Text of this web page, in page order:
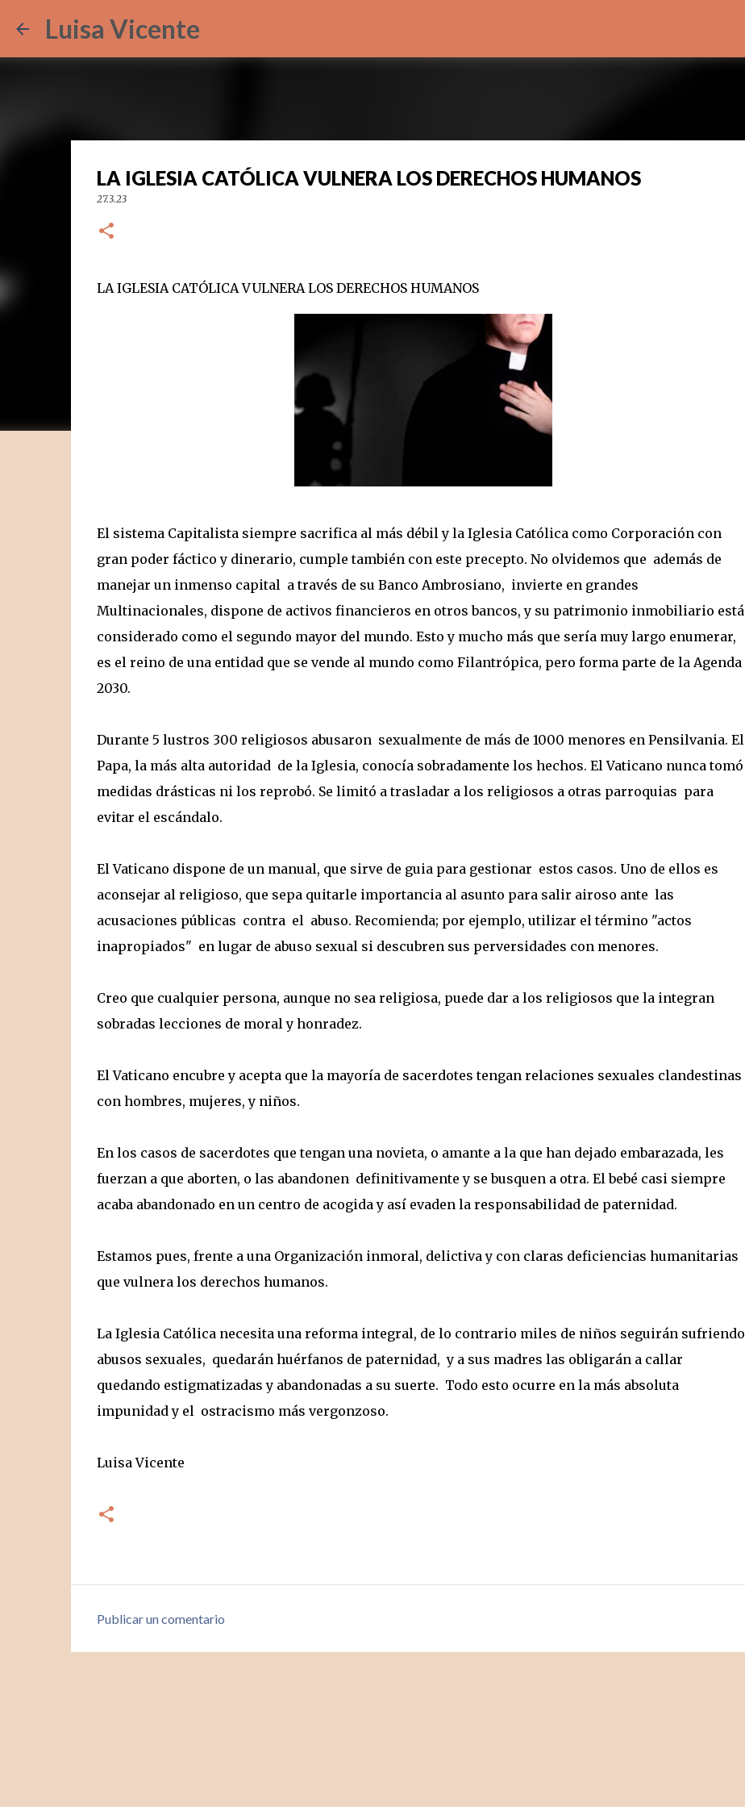
Luisa Vicente
LA IGLESIA CATÓLICA VULNERA LOS DERECHOS HUMANOS
27.3.23
LA IGLESIA CATÓLICA VULNERA LOS DERECHOS HUMANOS
El sistema Capitalista siempre sacrifica al más débil y la Iglesia Católica como Corporación con
gran poder fáctico y dinerario, cumple también con este precepto. No olvidemos que además de
manejar un inmenso capital a través de su Banco Ambrosiano, invierte en grandes
Multinacionales, dispone de activos financieros en otros bancos, y su patrimonio inmobiliario está
considerado como el segundo mayor del mundo. Esto y mucho más que sería muy largo enumerar,
es el reino de una entidad que se vende al mundo como Filantrópica, pero forma parte de la Agenda
2030.
Durante 5 lustros 300 religiosos abusaron sexualmente de más de 1000 menores en Pensilvania. El
Papa, la más alta autoridad de la Iglesia, conocía sobradamente los hechos. El Vaticano nunca tomó
medidas drásticas ni los reprobó. Se limitó a trasladar a los religiosos a otras parroquias para
evitar el escándalo.
El Vaticano dispone de un manual, que sirve de guia para gestionar estos casos. Uno de ellos es
aconsejar al religioso, que sepa quitarle importancia al asunto para salir airoso ante las
acusaciones públicas contra el abuso. Recomienda; por ejemplo, utilizar el término "actos
inapropiados" en lugar de abuso sexual si descubren sus perversidades con menores.
Creo que cualquier persona, aunque no sea religiosa, puede dar a los religiosos que la integran
sobradas lecciones de moral y honradez.
El Vaticano encubre y acepta que la mayoría de sacerdotes tengan relaciones sexuales clandestinas
con hombres, mujeres, y niños.
En los casos de sacerdotes que tengan una novieta, o amante a la que han dejado embarazada, les
fuerzan a que aborten, o las abandonen definitivamente y se busquen a otra. El bebé casi siempre
acaba abandonado en un centro de acogida y así evaden la responsabilidad de paternidad.
Estamos pues, frente a una Organización inmoral, delictiva y con claras deficiencias humanitarias
que vulnera los derechos humanos.
La Iglesia Católica necesita una reforma integral, de lo contrario miles de niños seguirán sufriendo
abusos sexuales, quedarán huérfanos de paternidad, y a sus madres las obligarán a callar
quedando estigmatizadas y abandonadas a su suerte. Todo esto ocurre en la más absoluta
impunidad y el ostracismo más vergonzoso.
Luisa Vicente
Publicar un comentario